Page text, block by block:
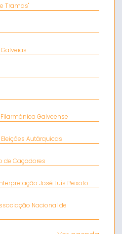
Tramas"
Galveense
Autárquicas
de Caçadores
José Luís Peixoto
Nacional de